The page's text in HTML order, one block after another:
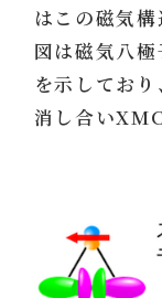
はこの磁気
図は磁気八
を示しており
消し合い